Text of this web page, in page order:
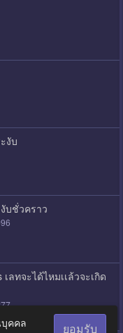
งับ
บชั่วคราว
ลทจะได้ไหมเเล้วจะเกิด
คคล
ยอมรับ